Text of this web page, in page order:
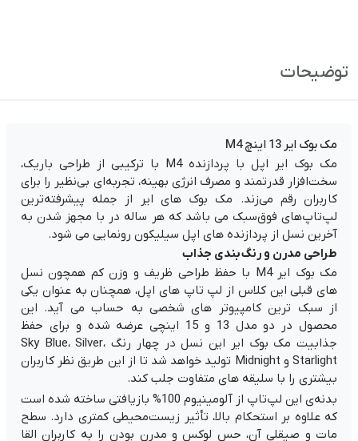
توضیحات
مک بوک ایر 13 اینچ M4
مک بوک ایر اپل با پردازنده M4
با ترکیبی از طراحی باریک،
سخت‌افزار قدرتمند و مصرف انرژی بهینه، تجربه‌ای بی‌نظیر را برای
کاربران رقم می‌زند. مک بوک های ایر از جمله پیشرفته‌ترین
لپ‌تاپ‌های فوق‌سبک می باشد که هر ساله در با مجهز شدن به
آخرین نسل از پردازنده های اپل سیلیکون رونمایی می شود.
طراحی مدرن و رنگ‌بندی جذاب
مک بوک ایر M4 با حفظ طراحی ظریف و وزن کم همچون نسل
های قبلی این کلاس از لپ تاپ های اپل، همچنان به عنوان یکی
از سبک ترین کامپیوتر های شخصی به حساب می آید. این
محصول در دو مدل 13 و 15 اینچی عرضه شده و برای حفظ
جذابیت مک بوک ایر این نسل در چهار رنگ Sky Blue، Silver،
Starlight و Midnight تولید خواهد شد تا از این طریق نظر کاربران
بیشتری را با سلیقه های متفاوت جلب کند.
بدنه‌ی این لپ‌تاپ از آلومینیوم 100% بازیافتی ساخته شده است
که علاوه بر استحکام بالا، تأثیر زیست‌محیطی کمتری دارد. سطح
مات و صیقلی آن، حس لوکس و مدرن بودن را به کاربران القا